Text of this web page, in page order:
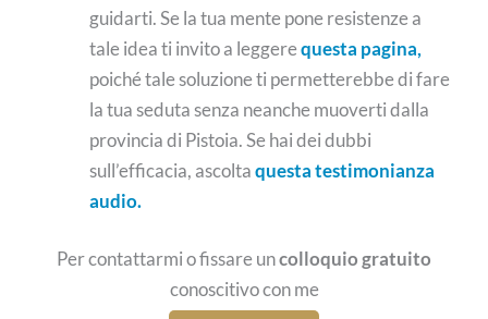
guidarti. Se la tua mente pone resistenze a
tale idea ti invito a leggerequesta pagina,
poiché tale soluzione ti permetterebbe di fare
la tua seduta senza neanche muoverti dalla
provincia di Pistoia. Se hai dei dubbi
sull’efficacia, ascoltaquesta testimonianza
audio.
Per contattarmi o fissare uncolloquio gratuito
conoscitivo con me